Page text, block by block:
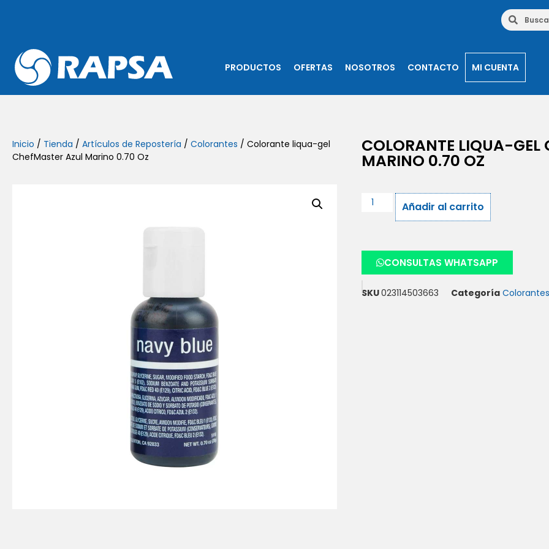
PRODUCTOS OFERTAS NOSOTROS CONTACTO MI CUENTA
Inicio / Tienda / Artículos de Repostería / Colorantes / Colorante liqua-gel
ChefMaster Azul Marino 0.70 Oz
COLORANTE LIQUA-GEL
MARINO 0.70 OZ
Añadir al carrito
CONSULTAS WHATSAPP
SKU023114503663 Categoría Colorantes